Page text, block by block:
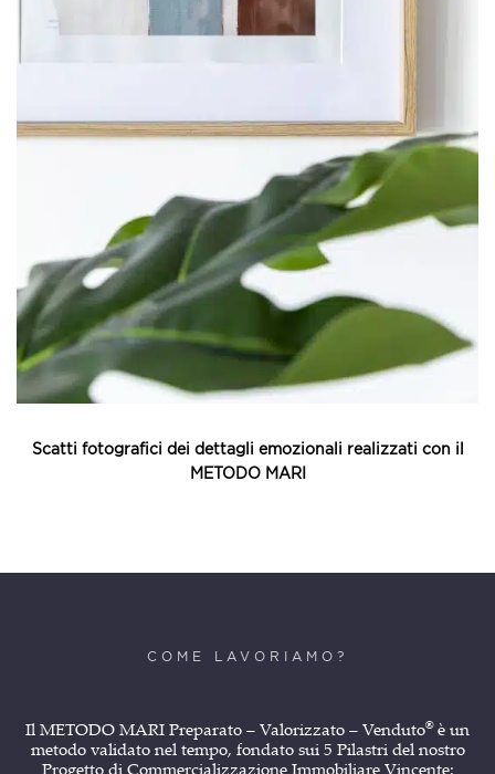
Scatti fotografici dei dettagli emozionali realizzati con il
METODO MARI
COME LAVORIAMO?
Il METODO MARI Preparato – Valorizzato – Venduto®è un
metodo validato nel tempo, fondato sui 5 Pilastri del nostro